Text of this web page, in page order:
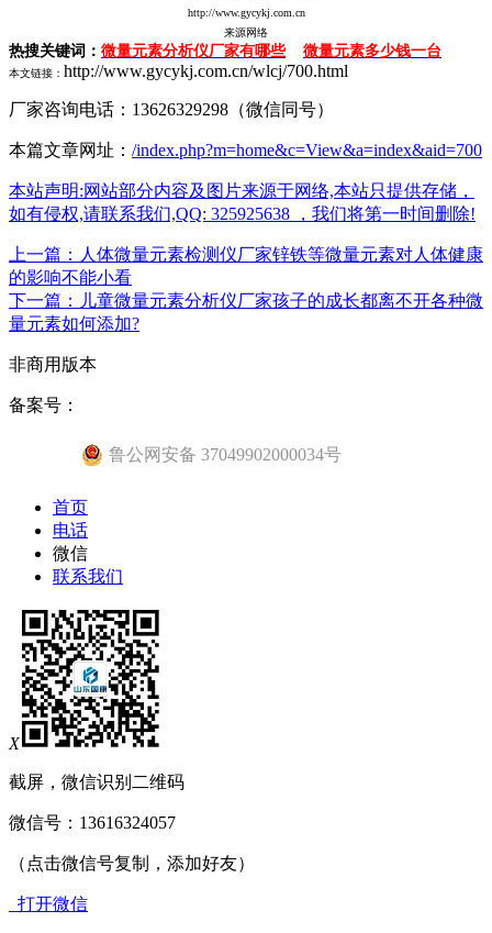
http://www.gycykj.com.cn
来源网络
热搜关键词： 微量元素分析仪厂家有哪些 微量元素多少钱一台
本文链接： http://www.gycykj.com.cn/wlcj/700.html
厂家咨询电话：13626329298（微信同号）
本篇文章网址： /index.php?m=home&c=View&a=index&aid=700
本站声明:网站部分内容及图片来源于网络,本站只提供存储，
如有侵权,请联系我们,QQ: 325925638 ，我们将第一时间删除!
上一篇：人体微量元素检测仪厂家锌铁等微量元素对人体健康
的影响不能小看
下一篇：儿童微量元素分析仪厂家孩子的成长都离不开各种微
量元素如何添加?
非商用版本
备案号：
鲁公网安备 37049902000034号
首页
电话
微信
联系我们
X
截屏，微信识别二维码
微信号： 13616324057
（点击微信号复制，添加好友）
打开微信